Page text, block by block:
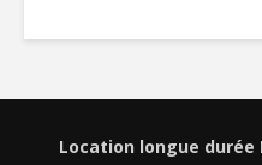
Location longue durée